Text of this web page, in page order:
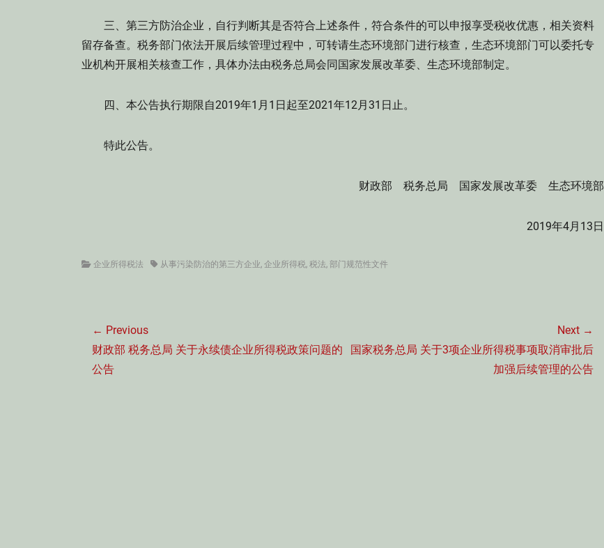
三、第三方防治企业，自行判断其是否符合上述条件，符合条件的可以申报享受税收优惠，相关资料
留存备查。税务部门依法开展后续管理过程中，可转请生态环境部门进行核查，生态环境部门可以委托专
业机构开展相关核查工作，具体办法由税务总局会同国家发展改革委、生态环境部制定。
四、本公告执行期限自2019年1月1日起至2021年12月31日止。
特此公告。
财政部 税务总局 国家发展改革委 生态环境部
2019年4月13日
Categories
企业所得税法 Tags从事污染防治的第三方企业, 企业所得税, 税法, 部门规范性文件
章
导
航
← Previous
Previous
post:
财政部 税务总局 关于永续债企业所得税政策问题的
公告
Next →
Next
国家税务总局 关于3项企业所得税事项取消审批后
加强后续管理的公告